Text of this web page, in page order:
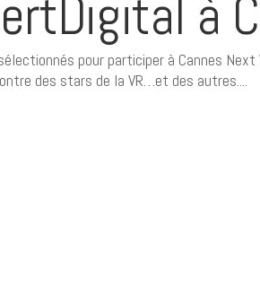
à
pour participer à Cannes
des stars de la VR…et des autres....